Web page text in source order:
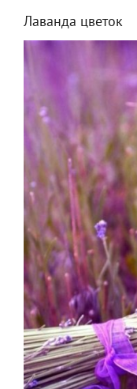
Лаванда цветок